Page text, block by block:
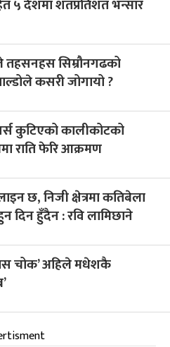
५ देशमा शतप्रतिशत भन्सार
सिम्रौनगढको
कसरी जोगायो ?
कुटिएको कालीकोटको
राति फेरि आक्रमण
छ, निजी क्षेत्रमा कतिबेला
दिन हुँदैन : रवि लामिछाने
चोक’ अहिले मधेशकै